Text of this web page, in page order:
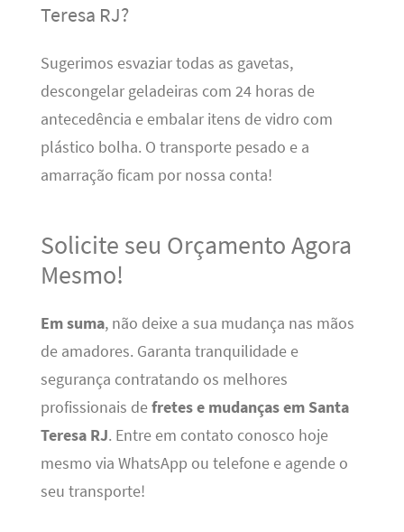
Teresa RJ?
Sugerimos esvaziar todas as gavetas,
descongelar geladeiras com 24 horas de
antecedência e embalar itens de vidro com
plástico bolha. O transporte pesado e a
amarração ficam por nossa conta!
Solicite seu Orçamento Agora
Mesmo!
Em suma, não deixe a sua mudança nas mãos
de amadores. Garanta tranquilidade e
segurança contratando os melhores
profissionais defretes e mudanças em Santa
Teresa RJ. Entre em contato conosco hoje
mesmo via WhatsApp ou telefone e agende o
seu transporte!